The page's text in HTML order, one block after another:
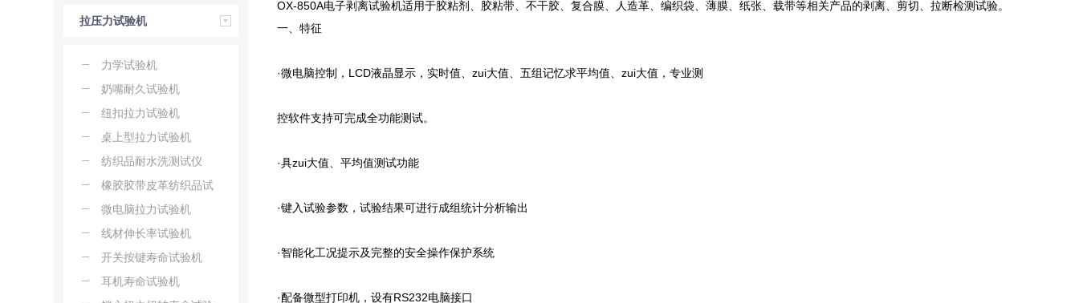
拉压力试验机
力学试验机
奶嘴耐久试验机
纽扣拉力试验机
桌上型拉力试验机
纺织品耐水洗测试仪
橡胶胶带皮革纺织品试
验机系列
微电脑拉力试验机
线材伸长率试验机
开关按键寿命试验机
耳机寿命试验机
OX-850A电子剥离试验机适用于胶粘剂、胶粘带、不干胶、复合膜、人造革、编织袋、薄膜、纸张、载带等相关产品的剥离、剪切、拉断检测试验。
一、特征
·微电脑控制，LCD液晶显示，实时值、zui大值、五组记忆求平均值、zui大值，专业测
控软件支持可完成全功能测试。
·具zui大值、平均值测试功能
·键入试验参数，试验结果可进行成组统计分析输出
·智能化工况提示及完整的安全操作保护系统
·配备微型打印机，设有RS232电脑接口